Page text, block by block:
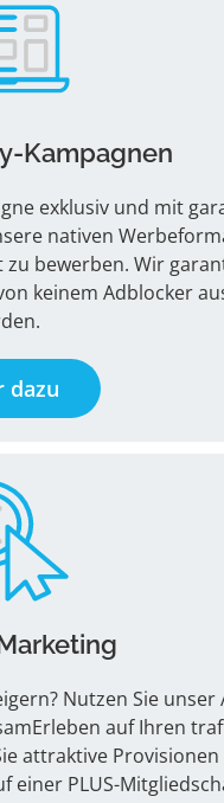
Kampagnen
exklusiv und mit
nativen
bewerben. Wir
keinem Adblocker
dazu
Nutzen Sie unser
auf Ihren
attraktive
einer PLUS-